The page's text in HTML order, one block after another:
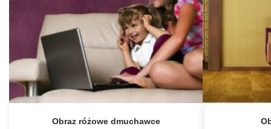
Obraz różowe dmuchawce